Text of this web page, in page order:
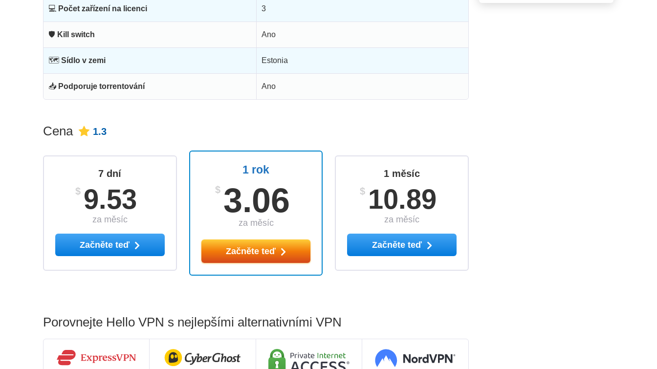
💻 Počet zařízení na licenci 3
🛡 Kill switch Ano
🗺 Sídlo v zemi Estonia
📥 Podporuje torrentování Ano
Cena 1.3
1 rok
$ 3.06
za měsíc
Začněte teď
7 dní
$ 9.53
za měsíc
Začněte teď
1 měsíc
$ 10.89
za měsíc
Začněte teď
Porovnejte Hello VPN s nejlepšími alternativními VPN